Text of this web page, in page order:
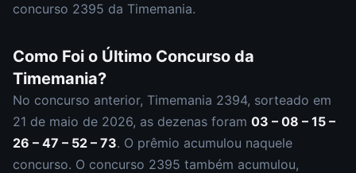
concurso 2395 da Timemania.
Como Foi o Último Concurso da
Timemania?
No concurso anterior, Timemania 2394, sorteado em
21 de maio de 2026, as dezenas foram 03 – 08 – 15 –
26 – 47 – 52 – 73. O prêmio acumulou naquele
concurso. O concurso 2395 também acumulou,